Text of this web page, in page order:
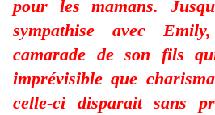
pour les mamans.
sympathise avec
camarade de son fils
imprévisible que
celle-ci disparait sans